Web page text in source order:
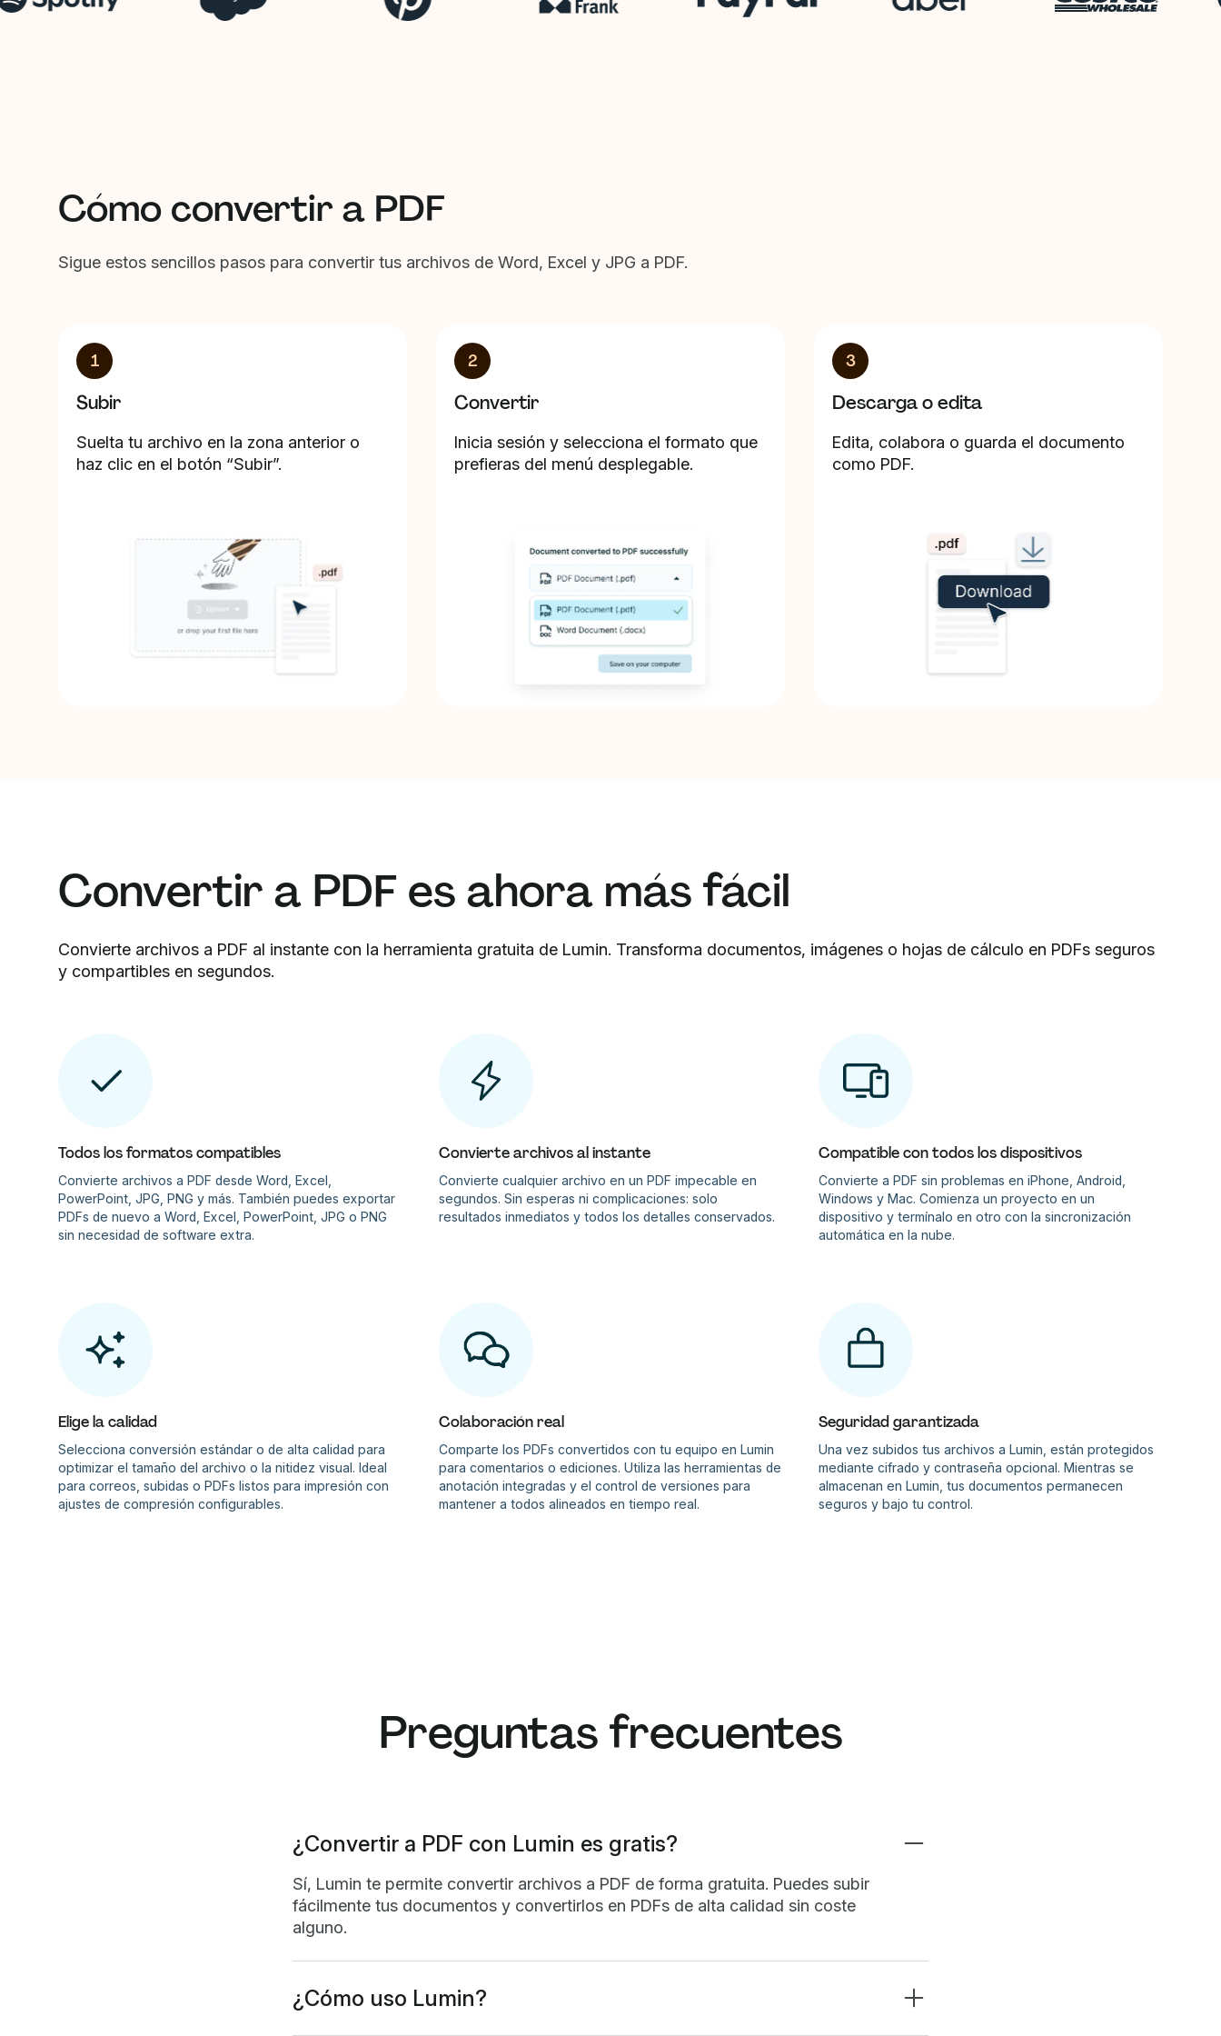
Cómo convertir a PDF
Sigue estos sencillos pasos para convertir tus archivos de Word, Excel y JPG a PDF.
1
Subir
Suelta tu archivo en la zona anterior o
haz clic en el botón “Subir”.
2
Convertir
Inicia sesión y selecciona el formato que
prefieras del menú desplegable.
3
Descarga o edita
Edita, colabora o guarda el documento
como PDF.
Convertir a PDF es ahora más fácil
Convierte archivos a PDF al instante con la herramienta gratuita de Lumin. Transforma documentos, imágenes o hojas de cálculo en PDFs seguros
y compartibles en segundos.
Todos los formatos compatibles
Convierte archivos a PDF desde Word, Excel,
PowerPoint, JPG, PNG y más. También puedes exportar
PDFs de nuevo a Word, Excel, PowerPoint, JPG o PNG
sin necesidad de software extra.
Convierte archivos al instante
Convierte cualquier archivo en un PDF impecable en
segundos. Sin esperas ni complicaciones: solo
resultados inmediatos y todos los detalles conservados.
Compatible con todos los dispositivos
Convierte a PDF sin problemas en iPhone, Android,
Windows y Mac. Comienza un proyecto en un
dispositivo y termínalo en otro con la sincronización
automática en la nube.
Elige la calidad
Selecciona conversión estándar o de alta calidad para
optimizar el tamaño del archivo o la nitidez visual. Ideal
para correos, subidas o PDFs listos para impresión con
ajustes de compresión configurables.
Colaboración real
Comparte los PDFs convertidos con tu equipo en Lumin
para comentarios o ediciones. Utiliza las herramientas de
anotación integradas y el control de versiones para
mantener a todos alineados en tiempo real.
Seguridad garantizada
Una vez subidos tus archivos a Lumin, están protegidos
mediante cifrado y contraseña opcional. Mientras se
almacenan en Lumin, tus documentos permanecen
seguros y bajo tu control.
Preguntas frecuentes
¿Convertir a PDF con Lumin es gratis?
Sí, Lumin te permite convertir archivos a PDF de forma gratuita. Puedes subir
fácilmente tus documentos y convertirlos en PDFs de alta calidad sin coste
alguno.
¿Cómo uso Lumin?